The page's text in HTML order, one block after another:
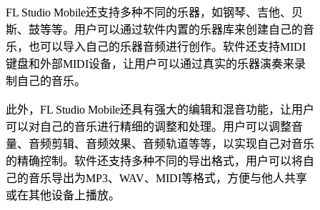
FL Studio Mobile还支持多种不同的乐器，如钢琴、吉他、贝
斯、鼓等等。用户可以通过软件内置的乐器库来创建自己的音
乐，也可以导入自己的乐器音频进行创作。软件还支持MIDI
键盘和外部MIDI设备，让用户可以通过真实的乐器演奏来录
制自己的音乐。
此外，FL Studio Mobile还具有强大的编辑和混音功能，让用户
可以对自己的音乐进行精细的调整和处理。用户可以调整音
量、音频剪辑、音频效果、音频轨道等等，以实现自己对音乐
的精确控制。软件还支持多种不同的导出格式，用户可以将自
己的音乐导出为MP3、WAV、MIDI等格式，方便与他人共享
或在其他设备上播放。